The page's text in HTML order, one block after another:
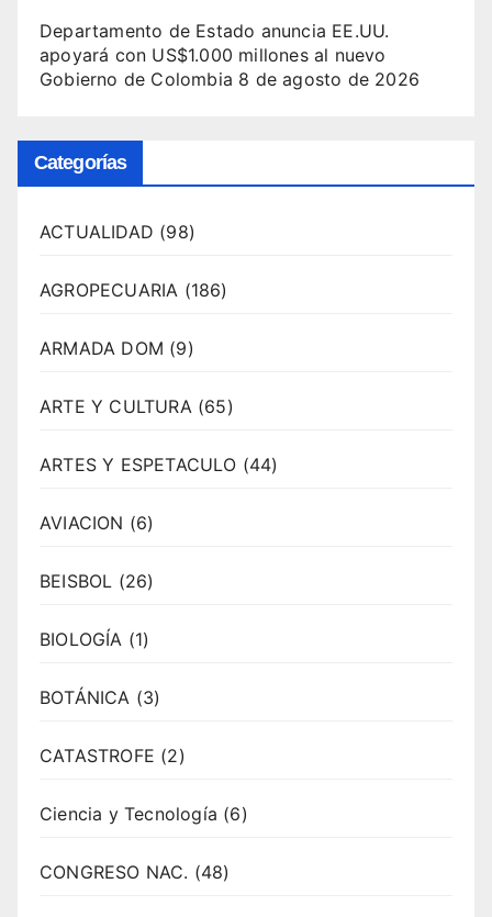
Departamento de Estado anuncia EE.UU.
apoyará con US$1.000 millones al nuevo
Gobierno de Colombia 8 de agosto de 2026
Categorías
ACTUALIDAD (98)
AGROPECUARIA (186)
ARMADA DOM (9)
ARTE Y CULTURA (65)
ARTES Y ESPETACULO (44)
AVIACION (6)
BEISBOL (26)
BIOLOGÍA (1)
BOTÁNICA (3)
CATASTROFE (2)
Ciencia y Tecnología (6)
CONGRESO NAC. (48)